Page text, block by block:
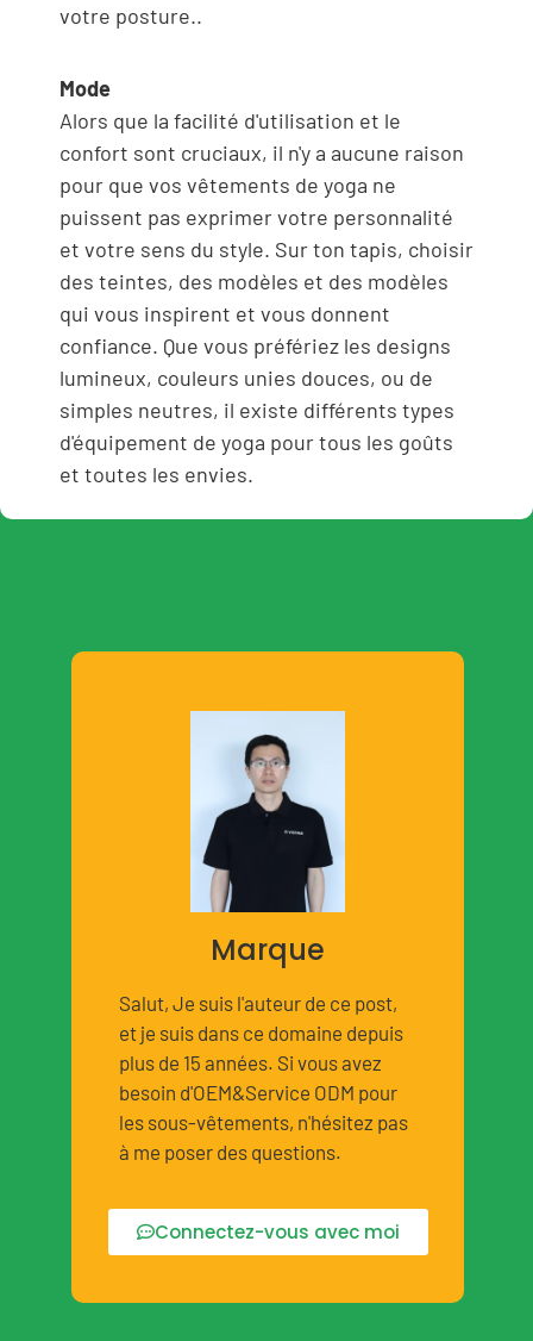
votre posture..
Mode
Alors que la facilité d'utilisation et le
confort sont cruciaux, il n'y a aucune raison
pour que vos vêtements de yoga ne
puissent pas exprimer votre personnalité
et votre sens du style. Sur ton tapis, choisir
des teintes, des modèles et des modèles
qui vous inspirent et vous donnent
confiance. Que vous préfériez les designs
lumineux, couleurs unies douces, ou de
simples neutres, il existe différents types
d'équipement de yoga pour tous les goûts
et toutes les envies.
Marque
Salut, Je suis l'auteur de ce post,
et je suis dans ce domaine depuis
plus de 15 années. Si vous avez
besoin d'OEM&Service ODM pour
les sous-vêtements, n'hésitez pas
à me poser des questions.
Connectez-vous avec moi